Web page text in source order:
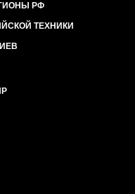
РФ
ТЕХНИКИ